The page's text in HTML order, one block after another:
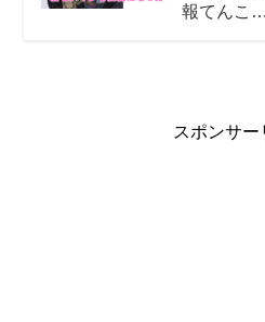
報てんこ…
スポンサー